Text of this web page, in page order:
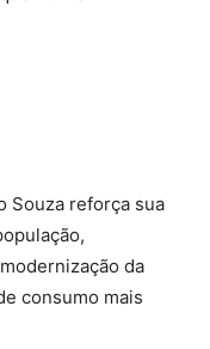
Souza reforça sua
da
consumo mais